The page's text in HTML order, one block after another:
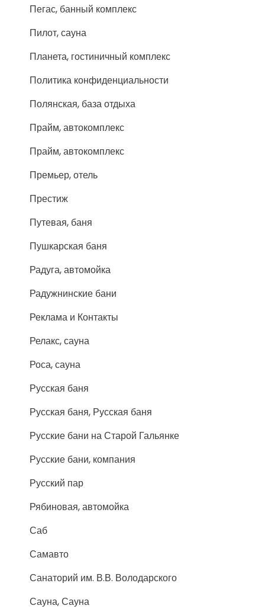
Пегас, банный комплекс
Пилот, сауна
Планета, гостиничный комплекс
Политика конфиденциальности
Полянская, база отдыха
Прайм, автокомплекс
Прайм, автокомплекс
Премьер, отель
Престиж
Путевая, баня
Пушкарская баня
Радуга, автомойка
Радужнинские бани
Реклама и Контакты
Релакс, сауна
Роса, сауна
Русская баня
Русская баня, Русская баня
Русские бани на Старой Гальянке
Русские бани, компания
Русский пар
Рябиновая, автомойка
Саб
Самавто
Санаторий им. В.В. Володарского
Сауна, Сауна